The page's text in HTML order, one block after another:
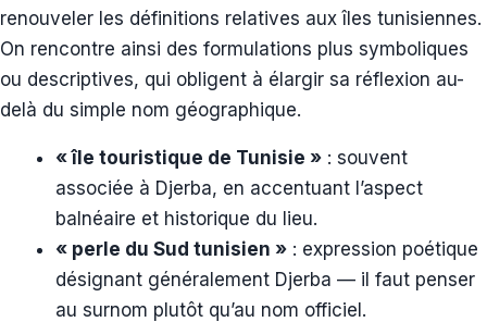
renouveler les définitions relatives aux îles tunisiennes.
On rencontre ainsi des formulations plus symboliques
ou descriptives, qui obligent à élargir sa réflexion au-
delà du simple nom géographique.
« île touristique de Tunisie » : souvent
associée à Djerba, en accentuant l’aspect
balnéaire et historique du lieu.
« perle du Sud tunisien » : expression poétique
désignant généralement Djerba — il faut penser
au surnom plutôt qu’au nom officiel.